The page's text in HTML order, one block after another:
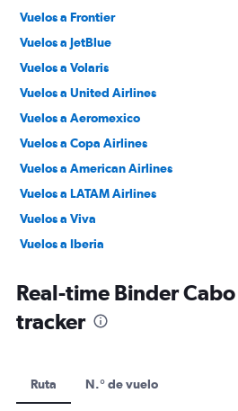
Vuelos a Frontier
Vuelos a JetBlue
Vuelos a Volaris
Vuelos a United Airlines
Vuelos a Aeromexico
Vuelos a Copa Airlines
Vuelos a American Airlines
Vuelos a LATAM Airlines
Vuelos a Viva
Vuelos a Iberia
Real-time Binder
tracker
Ruta N.° de vuelo